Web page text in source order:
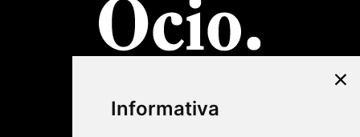
Informativa
Privacy Policy | Cookie Policy